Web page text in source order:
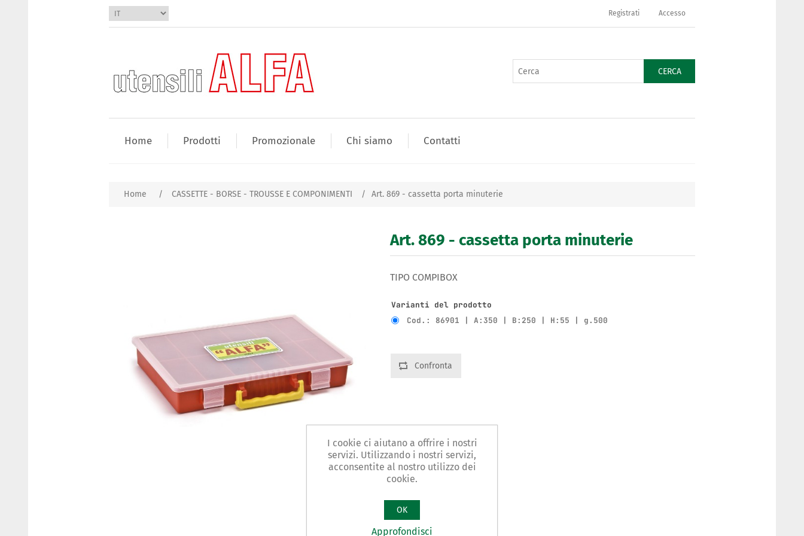
Registrati Accesso
CERCA
Home Prodotti Promozionale Chi siamo Contatti
Home / CASSETTE - BORSE - TROUSSE E COMPONIMENTI / Art. 869 - cassetta porta minuterie
Art. 869 - cassetta porta minuterie
TIPO COMPIBOX
Varianti del prodotto
Cod.: 86901 | A:350 | B:250 | H:55 | g.500
Confronta
I cookie ci aiutano a offrire i nostri
servizi. Utilizzando i nostri servizi,
acconsentite al nostro utilizzo dei
cookie.
OK
Approfondisci